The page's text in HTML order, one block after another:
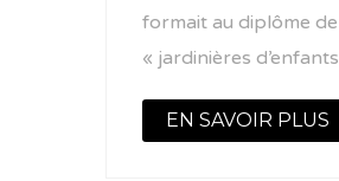
formait au diplôme de
« jardinières
EN SAVOIR PLUS